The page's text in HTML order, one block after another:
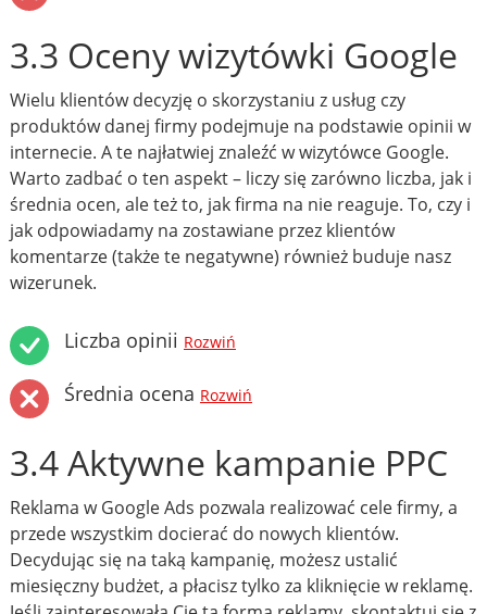
3.3 Oceny wizytówki Google
Wielu klientów decyzję o skorzystaniu z usług czy
produktów danej firmy podejmuje na podstawie opinii w
internecie. A te najłatwiej znaleźć w wizytówce Google.
Warto zadbać o ten aspekt – liczy się zarówno liczba, jak i
średnia ocen, ale też to, jak firma na nie reaguje. To, czy i
jak odpowiadamy na zostawiane przez klientów
komentarze (także te negatywne) również buduje nasz
wizerunek.
Liczba opinii Rozwiń
Średnia ocena Rozwiń
3.4 Aktywne kampanie PPC
Reklama w Google Ads pozwala realizować cele firmy, a
przede wszystkim docierać do nowych klientów.
Decydując się na taką kampanię, możesz ustalić
miesięczny budżet, a płacisz tylko za kliknięcie w reklamę.